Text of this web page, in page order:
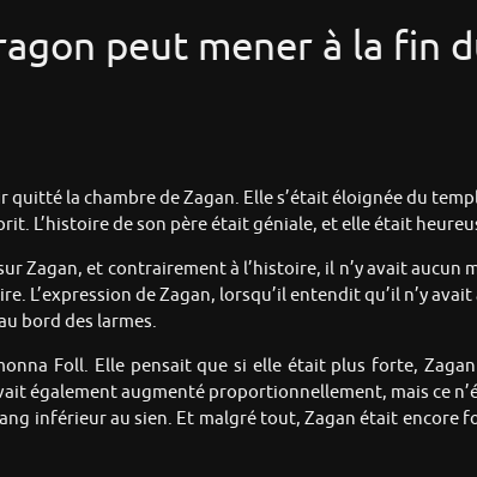
peut mener à la fin
la chambre de Zagan. Elle s’était éloignée du
L’histoire de son père était géniale, et elle était
Zagan, et contrairement à l’histoire, il n’y avait aucun
L’expression de Zagan, lorsqu’il entendit qu’il n’y
bord des larmes.
Foll. Elle pensait que si elle était plus forte,
également augmenté proportionnellement, mais ce
inférieur au sien. Et malgré tout, Zagan était encore